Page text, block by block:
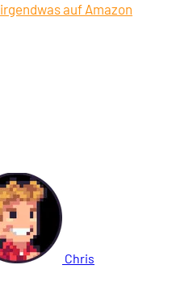
irgendwas auf Amazon
Chris